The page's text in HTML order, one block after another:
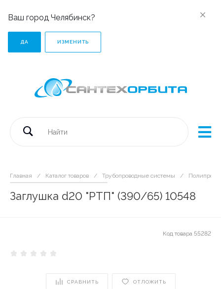
Ваш город Челябинск?
ДА ИЗМЕНИТЬ
Главная / Каталог товаров / Трубопроводные системы /
Заглушка d20 "РТП" (390/65) 10548
Код товара 55282
СРАВНИТЬ ОТЛОЖИТЬ